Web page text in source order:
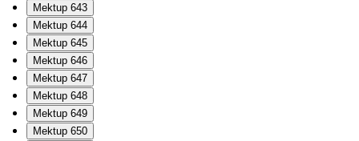
Mektup 643
Mektup 644
Mektup 645
Mektup 646
Mektup 647
Mektup 648
Mektup 649
Mektup 650